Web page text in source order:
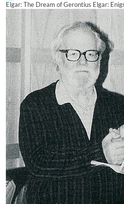
Elgar: The Dream of Gerontius Elgar: